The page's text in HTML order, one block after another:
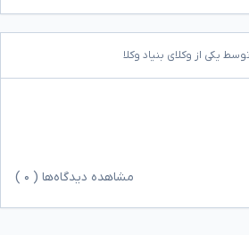
یکی از وکلای بنیاد وکلا
مشاهده دیدگاه‌ها ( ۰